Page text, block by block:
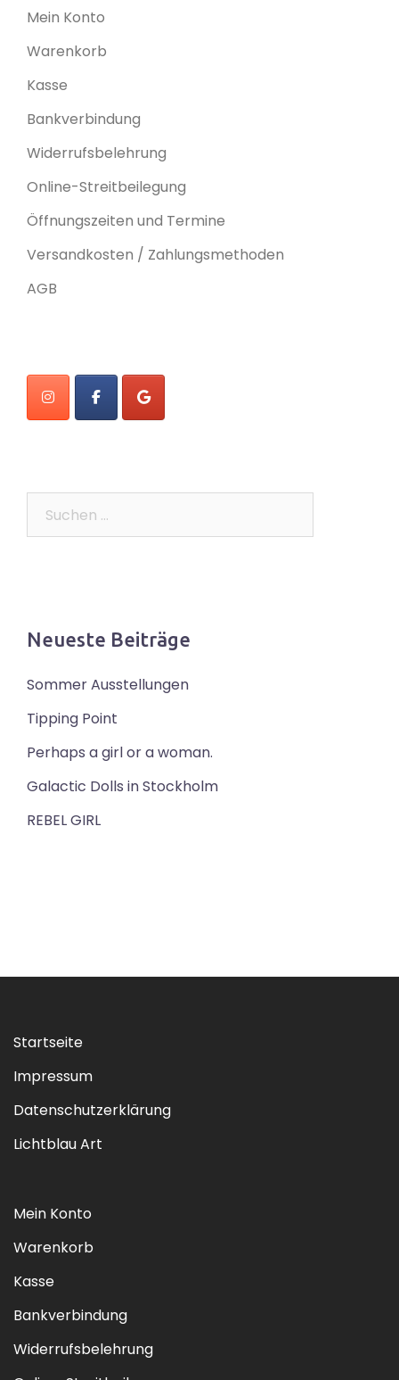
Mein Konto
Warenkorb
Kasse
Bankverbindung
Widerrufsbelehrung
Online-Streitbeilegung
Öffnungszeiten und Termine
Versandkosten / Zahlungsmethoden
AGB
Neueste Beiträge
Sommer Ausstellungen
Tipping Point
Perhaps a girl or a woman.
Galactic Dolls in Stockholm
REBEL GIRL
Startseite
Impressum
Datenschutzerklärung
Lichtblau Art
Mein Konto
Warenkorb
Kasse
Bankverbindung
Widerrufsbelehrung